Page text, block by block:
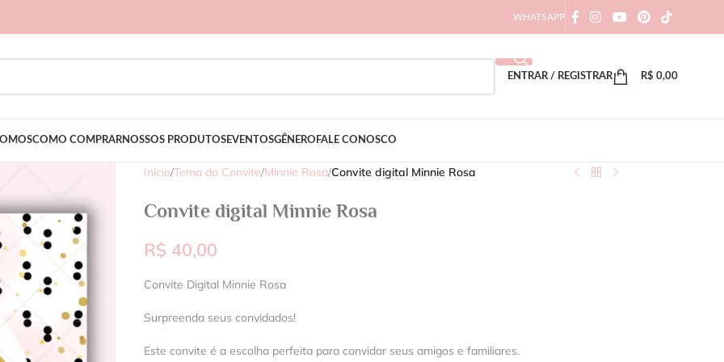
WHATSAPP
ENTRAR / REGISTRAR R$ 0,00
COMO COMPRARNOSSOS PRODUTOSEVENTOSGÊNERO FALE CONOSCO
Início/Tema do Convite/Minnie Rosa/Convite digital Minnie Rosa
Convite digital Minnie Rosa
R$ 40,00
Convite Digital Minnie Rosa
Surpreenda seus convidados!
Este convite é a escolha perfeita para convidar seus amigos e familiares.